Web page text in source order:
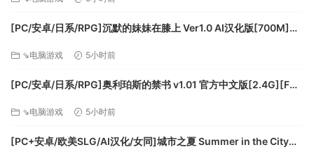
显卡: Dedicated GPU, 2 GB VRAM / GTX 750ti or
DirectX 版本: 11
存储空间: 需要 2 GB 可用空间
(Can go up to 5K@60FPS with high end gpu)
[PC/安卓/日系/RPG]沉默的妹妹在膝上 Ver1.0 AI汉化版[700M]
⇘电脑游戏 5小时前
[PC/安卓/日系/RPG]奥利珀斯的禁书 v1.01 官方中文版[2.4G][FM/
⇘电脑游戏 5小时前
[PC+安卓/欧美SLG/AI汉化/女同]城市之夏 Summer in the City